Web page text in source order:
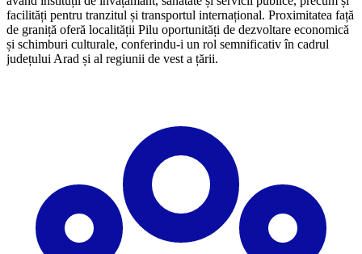
facilități pentru tranzitul și transportul internațional. Proximitatea față
de graniță oferă localității Pilu oportunități de dezvoltare economică
și schimburi culturale, conferindu-i un rol semnificativ în cadrul
județului Arad și al regiunii de vest a țării.